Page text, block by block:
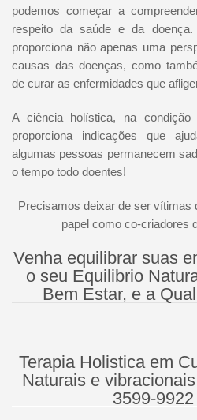
podemos começar a
respeito da saúde e da
proporciona não apenas uma
causas das doenças, como
de curar as enfermidades que
A ciência holística, na
proporciona indicações que
algumas pessoas permanecem
o tempo todo doentes!
Precisamos deixar de ser vítimas
papel como co-criadores
Venha equilibrar suas
o seu Equilibrio
Bem Estar, e a
Terapia Holistica em
Naturais e
3599-